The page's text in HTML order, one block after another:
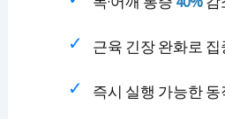
근육 긴장 완화로
즉시 실행 가능한 동